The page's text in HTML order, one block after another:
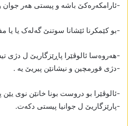
-ئارامکەرەکێ باشە و پیستی ھەر جوان
-بو کێمکرنا ئێشانا سوتنێ گەلەک یا یا
-ھەروەسا ئالوڤێرا پاڕێزگاریێ ل دژی
-دژی قورمچین و نیشانێن پیریێ یە .
-ئالوڤێرا بو دروست بونا خانێن نوی
-پارێزگاریێ ل جوانیا پیستی دکەت.